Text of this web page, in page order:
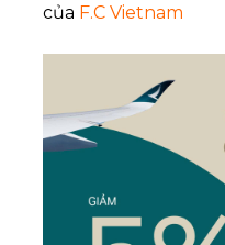
của F.C Vietnam